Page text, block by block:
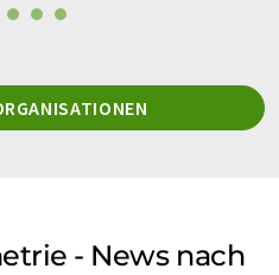
- News nach